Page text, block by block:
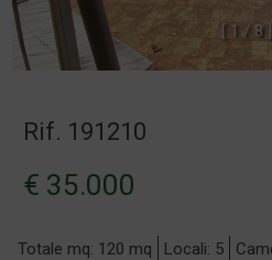
[ 1 / 8 ]
Rif. 191210
€ 35.000
Totale mq: 120 mq Locali: 5